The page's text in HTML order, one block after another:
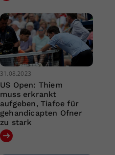
31.08.2023
US Open: Thiem
muss erkrankt
aufgeben, Tiafoe für
gehandicapten Ofner
zu stark